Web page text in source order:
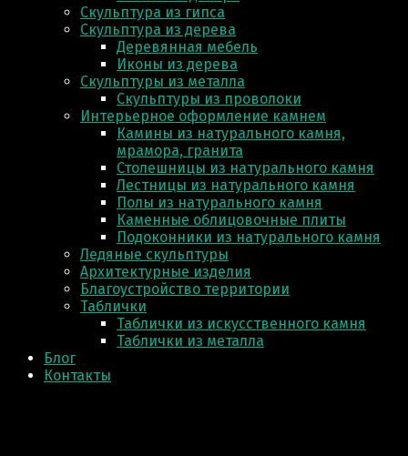
Скульптура из гипса
Скульптура из деревa
Деревянная мебель
Иконы из дерева
Скульптуры из металла
Скульптуры из проволоки
Интерьерное оформление камнем
Камины из натурального камня,
мрамора, гранита
Столешницы из натурального камня
Лестницы из натурального камня
Полы из натурального камня
Каменные облицовочные плиты
Подоконники из натурального камня
Ледяные скульптуры
Архитектурные изделия
Благоустройство территории
Таблички
Таблички из искусственного камня
Таблички из металла
Блог
Контакты